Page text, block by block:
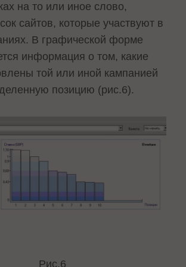
на то или иное слово,
сайтов, которые участвуют в
В графической форме
информация о том, какие
той или иной кампанией
позицию (рис.6).
Рис.6